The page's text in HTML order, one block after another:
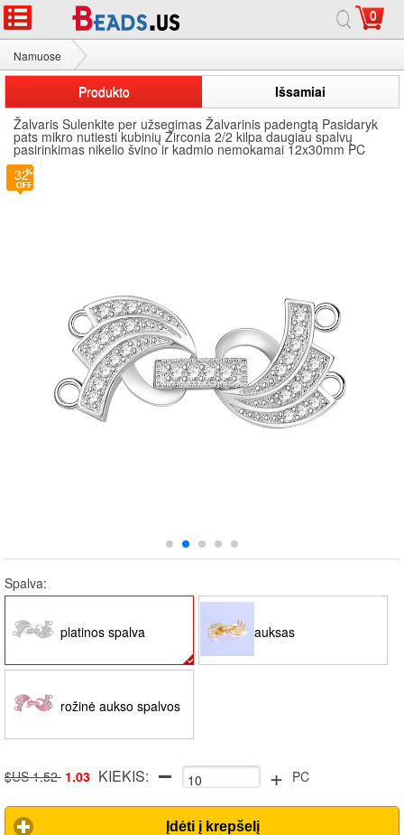
0
Namuose
Žalvaris Sulenkite per užsegimas
Produkto
Išsamiai
Žalvaris Sulenkite per užsegimas Žalvarinis padengtą Pasidaryk
pats mikro nutiesti kubinių Zirconia 2/2 kilpa daugiau spalvų
pasirinkimas nikelio švino ir kadmio nemokamai 12x30mm PC
32
Spalva:
platinos spalva auksas
rožinė aukso spalvos
$US 1.52 1.03 KIEKIS: + PC
Įdėti į krepšelį